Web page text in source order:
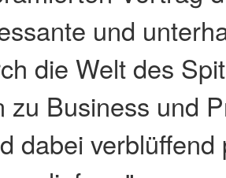
und
die Welt des
zu Business und
dabei verblüffend